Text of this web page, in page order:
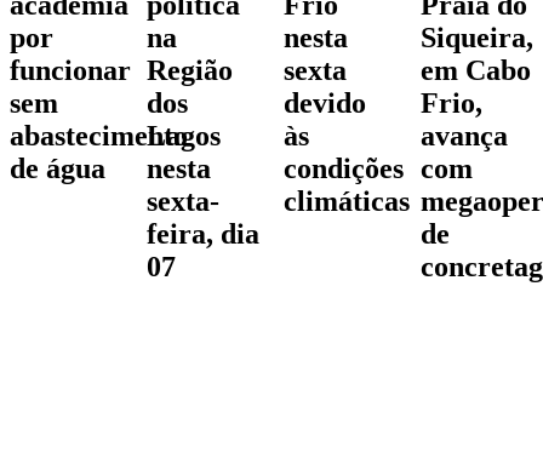
por
funcionar
sem
abastecimento
de água
na
Região
dos
Lagos
nesta
sexta-
feira, dia
07
nesta
sexta
devido
às
condições
climáticas
Siqueira,
em Cabo
Frio,
avança
com
de